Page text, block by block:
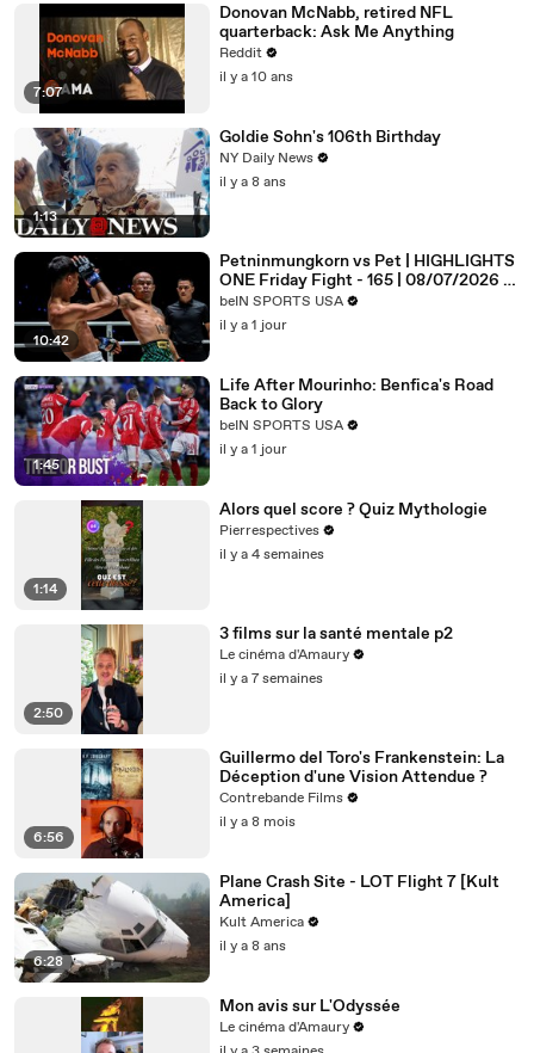
7:07
Donovan McNabb, retired NFL
quarterback: Ask Me Anything
Reddit
il y a 10 ans
1:13
Goldie Sohn's 106th Birthday
NY Daily News
il y a 8 ans
10:42
Petninmungkorn vs Pet | HIGHLIGHTS
ONE Friday Fight - 165 | 08/07/2026 |
beIN SPORTS USA
beIN SPORTS USA
il y a 1 jour
1:45
Life After Mourinho: Benfica's Road
Back to Glory
beIN SPORTS USA
il y a 1 jour
1:14
Alors quel score ? Quiz Mythologie
Pierrespectives
il y a 4 semaines
2:50
3 films sur la santé mentale p2
Le cinéma d'Amaury
il y a 7 semaines
6:56
Guillermo del Toro's Frankenstein: La
Déception d'une Vision Attendue ?
Contrebande Films
il y a 8 mois
6:28
Plane Crash Site - LOT Flight 7 [Kult
America]
Kult America
il y a 8 ans
Mon avis sur L'Odyssée
Le cinéma d'Amaury